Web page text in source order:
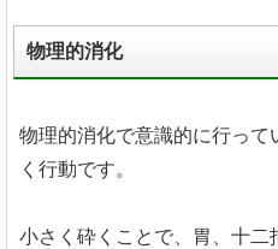
物理的消化
物理的消化で意識的に行っ
く行動です。
小さく砕くことで、胃、十